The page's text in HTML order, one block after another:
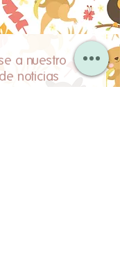
a nuestro
noticias